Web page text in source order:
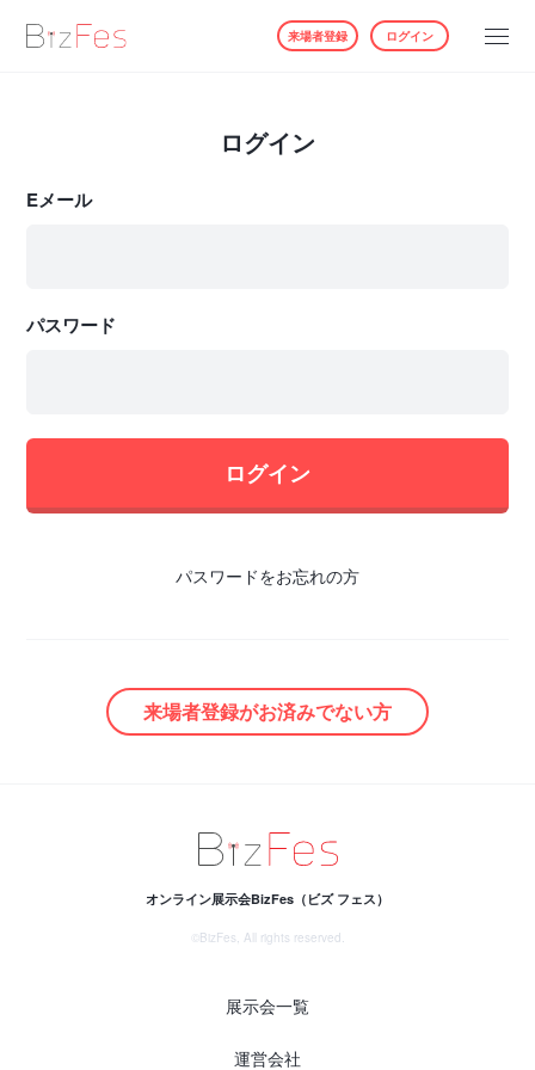
来場者登録 ログイン
ログイン
Eメール
パスワード
ログイン
パスワードをお忘れの方
来場者登録がお済みでない方
オンライン展示会BizFes（ビズ フェス）
©BizFes, All rights reserved.
展示会一覧
運営会社